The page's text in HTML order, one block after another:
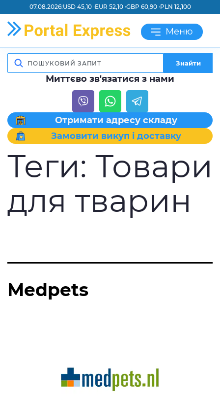
07.08.2026:USD 45,10 ·EUR 52,10 ·GBP 60,90 ·PLN 12,100
Меню
Знайти
Миттєво зв'язатися з нами
Отримати адресу складу
Замовити викуп і доставку
Теги: Товари
для тварин
Medpets